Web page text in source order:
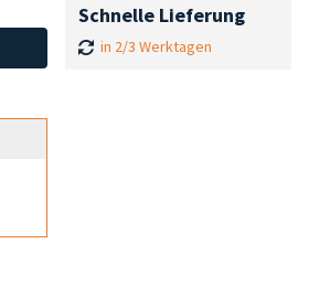
Schnelle Lieferung
in 2/3 Werktagen